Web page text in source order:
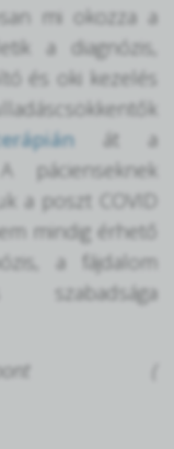
mi okozza a
a diagnózis,
és oki kezelés
át a
pácienseknek
a poszt COVID
mindig érhető
a fájdalom
(